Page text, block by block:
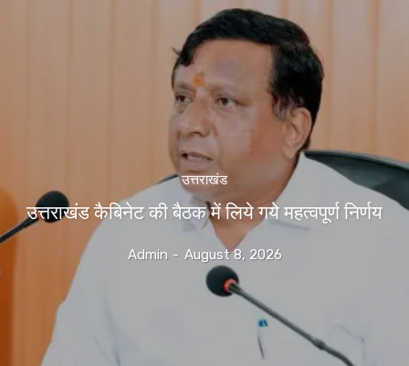
उत्तराखंड
उत्तराखंड कैबिनेट की बैठक में लिये गये महत्वपूर्ण निर्णय
Admin - August 8, 2026